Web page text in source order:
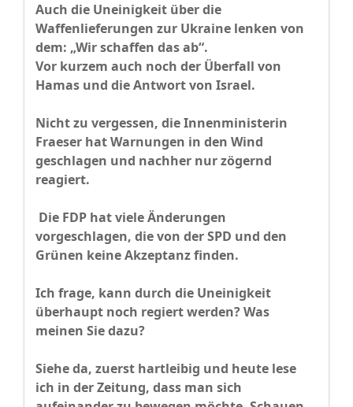
Auch die Uneinigkeit über die
Waffenlieferungen zur Ukraine lenken von
dem: „Wir schaffen das ab“.
Vor kurzem auch noch der Überfall von
Hamas und die Antwort von Israel.
Nicht zu vergessen, die Innenministerin
Fraeser hat Warnungen in den Wind
geschlagen und nachher nur zögernd
reagiert.
Die FDP hat viele Änderungen
vorgeschlagen, die von der SPD und den
Grünen keine Akzeptanz finden.
Ich frage, kann durch die Uneinigkeit
überhaupt noch regiert werden? Was
meinen Sie dazu?
Siehe da, zuerst hartleibig und heute lese
ich in der Zeitung, dass man sich